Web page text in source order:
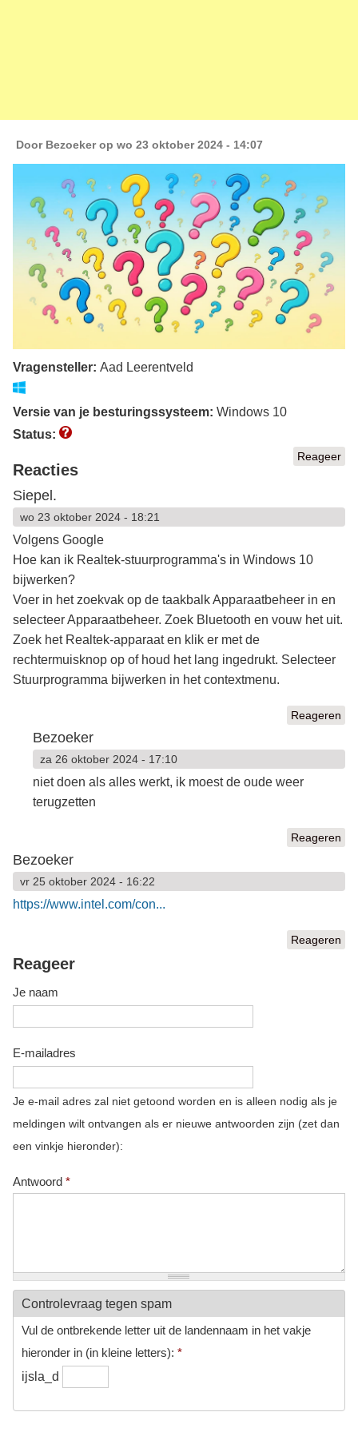
Door Bezoekerop wo 23 oktober 2024 - 14:07
Vragensteller: Aad Leerentveld
Versie van je besturingssysteem: Windows 10
Status:
Reageer
Reacties
Siepel.
wo 23 oktober 2024 - 18:21
Volgens Google
Hoe kan ik Realtek-stuurprogramma's in Windows 10
bijwerken?
Voer in het zoekvak op de taakbalk Apparaatbeheer in en
selecteer Apparaatbeheer. Zoek Bluetooth en vouw het uit.
Zoek het Realtek-apparaat en klik er met de
rechtermuisknop op of houd het lang ingedrukt. Selecteer
Stuurprogramma bijwerken in het contextmenu.
Reageren
Bezoeker
za 26 oktober 2024 - 17:10
niet doen als alles werkt, ik moest de oude weer
terugzetten
Reageren
Bezoeker
vr 25 oktober 2024 - 16:22
https://www.intel.com/con...
Reageren
Reageer
Je naam
E-mailadres
Je e-mail adres zal niet getoond worden en is alleen nodig als je
meldingen wilt ontvangen als er nieuwe antwoorden zijn (zet dan
een vinkje hieronder):
Antwoord *
Controlevraag tegen spam
Vul de ontbrekende letter uit de landennaam in het vakje
hieronder in (in kleine letters): *
ijsla_d